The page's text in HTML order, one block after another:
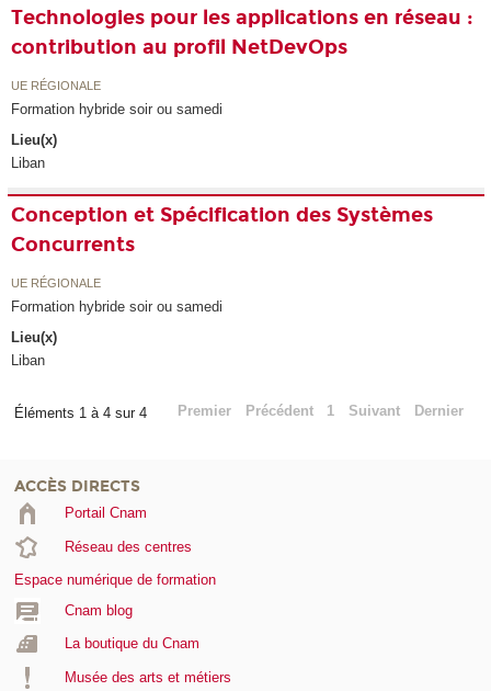
Technologies pour les applications en réseau :
contribution au profil NetDevOps
UE RÉGIONALE
Formation hybride soir ou samedi
Lieu(x)
Liban
Conception et Spécification des Systèmes
Concurrents
UE RÉGIONALE
Formation hybride soir ou samedi
Lieu(x)
Liban
Éléments 1 à 4 sur 4 Premier Précédent 1 Suivant Dernier
ACCÈS DIRECTS
Portail Cnam
Réseau des centres
Espace numérique de formation
Cnam blog
La boutique du Cnam
Musée des arts et métiers